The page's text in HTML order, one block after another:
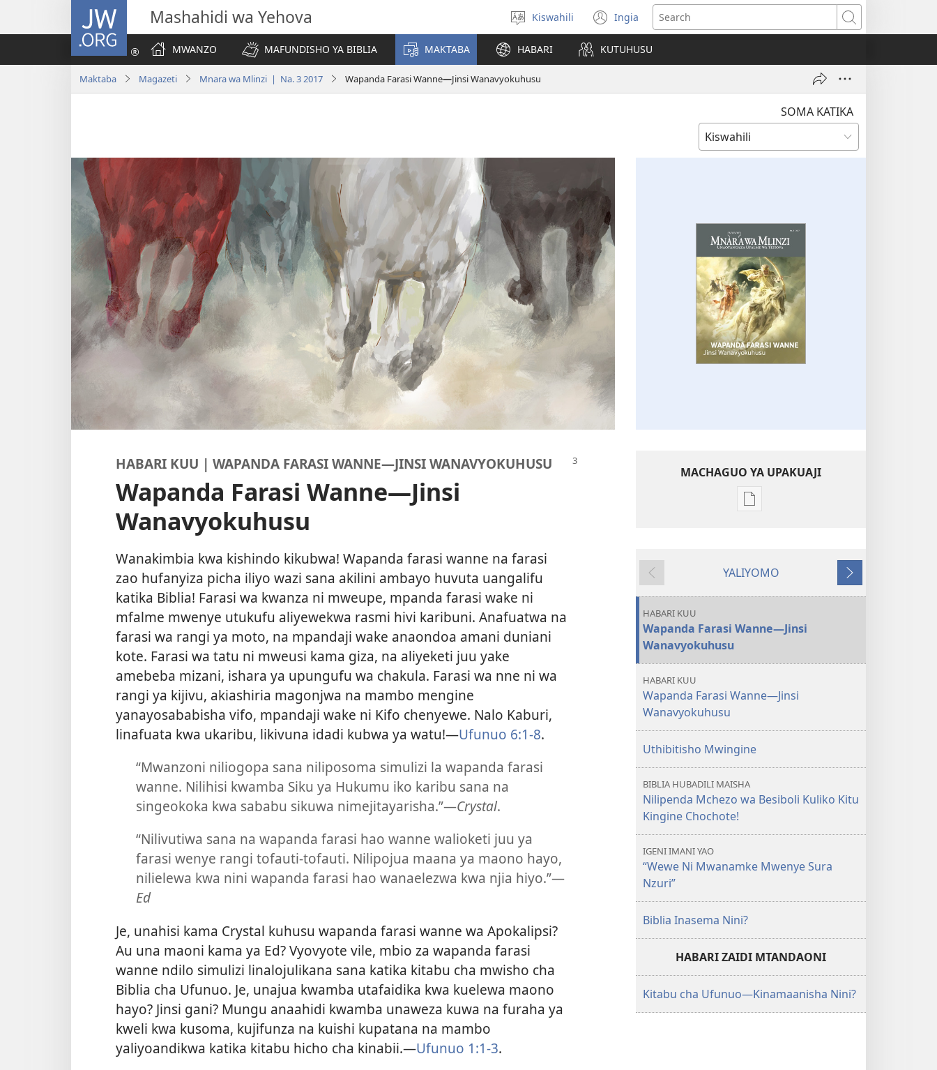
JW.ORG Mashahidi wa Yehova
Chagua
lugha
Kiswahili Ingia
(opens
new
window)
Search
MWANZO
MAFUNDISHO YA BIBLIA MAKTABA HABARI KUTUHUSU
Maktaba Magazeti Mnara wa Mlinzi | Na. 3 2017 Wapanda Farasi Wanne​—Jinsi Wanavyokuhusu
SOMA KATIKA
HABARI KUU | WAPANDA FARASI WANNE​—JINSI WANAVYOKUHUSU
Wapanda Farasi Wanne​—Jinsi
Wanavyokuhusu
Wanakimbia kwa kishindo kikubwa! Wapanda farasi wanne na farasi
zao hufanyiza picha iliyo wazi sana akilini ambayo huvuta uangalifu
katika Biblia! Farasi wa kwanza ni mweupe, mpanda farasi wake ni
mfalme mwenye utukufu aliyewekwa rasmi hivi karibuni. Anafuatwa na
farasi wa rangi ya moto, na mpandaji wake anaondoa amani duniani
kote. Farasi wa tatu ni mweusi kama giza, na aliyeketi juu yake
amebeba mizani, ishara ya upungufu wa chakula. Farasi wa nne ni wa
rangi ya kijivu, akiashiria magonjwa na mambo mengine
yanayosababisha vifo, mpandaji wake ni Kifo chenyewe. Nalo Kaburi,
linafuata kwa ukaribu, likivuna idadi kubwa ya watu!—Ufunuo 6:1-8.
“Mwanzoni niliogopa sana niliposoma simulizi la wapanda farasi
wanne. Nilihisi kwamba Siku ya Hukumu iko karibu sana na
singeokoka kwa sababu sikuwa nimejitayarisha.”—Crystal.
“Nilivutiwa sana na wapanda farasi hao wanne walioketi juu ya
farasi wenye rangi tofauti-tofauti. Nilipojua maana ya maono hayo,
nilielewa kwa nini wapanda farasi hao wanaelezwa kwa njia hiyo.”—
Ed
Je, unahisi kama Crystal kuhusu wapanda farasi wanne wa Apokalipsi?
Au una maoni kama ya Ed? Vyovyote vile, mbio za wapanda farasi
wanne ndilo simulizi linalojulikana sana katika kitabu cha mwisho cha
Biblia cha Ufunuo. Je, unajua kwamba utafaidika kwa kuelewa maono
hayo? Jinsi gani? Mungu anaahidi kwamba unaweza kuwa na furaha ya
kweli kwa kusoma, kujifunza na kuishi kupatana na mambo
yaliyoandikwa katika kitabu hicho cha kinabii.—Ufunuo 1:1-3.
MACHAGUO YA UPAKUAJI
Mbinu
ya
WA
Wanne​
Inayotangulia
YALIYOMO
Inayofuata
HABARI KUU
Wapanda Farasi Wanne​—Jinsi
Wanavyokuhusu
HABARI KUU
Wapanda Farasi Wanne​—Jinsi
Wanavyokuhusu
Uthibitisho Mwingine
BIBLIA HUBADILI MAISHA
Nilipenda Mchezo wa Besiboli Kuliko Kitu
Kingine Chochote!
IGENI IMANI YAO
“Wewe Ni Mwanamke Mwenye Sura
Nzuri”
Biblia Inasema Nini?
HABARI ZAIDI MTANDAONI
Kitabu cha Ufunuo​—Kinamaanisha Nini?